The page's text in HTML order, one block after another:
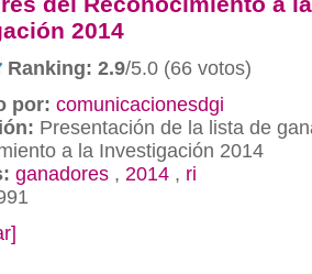
2014
Ranking: 2.9/5.0 (66 votos)
por: comunicacionesdgi
Presentación de la lista de
a la Investigación 2014
ganadores , 2014 , ri